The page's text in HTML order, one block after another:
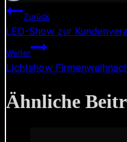
Zurück
LED-Show zur
Weiter
Lichtshow
Ähnliche